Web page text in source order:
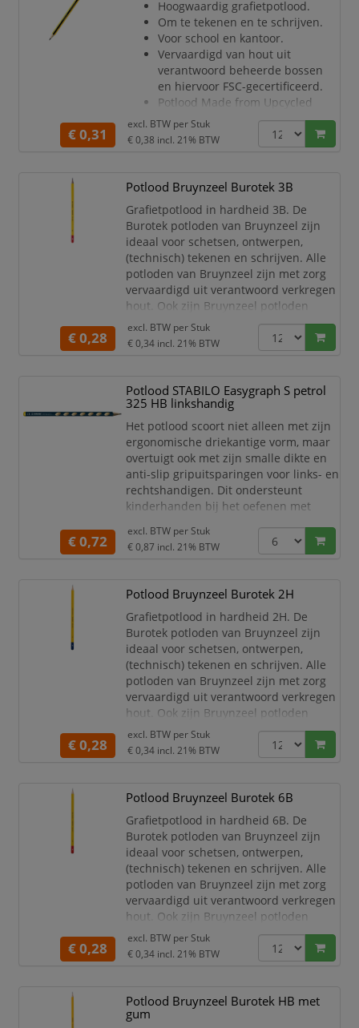
De potloden worden geslepen
geleverd.
Hoogwaardig grafietpotlood.
Om te tekenen en te schrijven.
Voor school en kantoor.
Vervaardigd van hout uit
verantwoord beheerde bossen
en hiervoor FSC-gecertificeerd.
Potlood Made from Upcycled
Wood.
Verantwoord gebruik van
gecertificeerde wouden.
Zacht, anti-slip oppervlak en
hoge breukvastheid.
€ 0,31
excl. BTW per Stuk
€ 0,38 incl. 21% BTW
Potlood Bruynzeel Burotek 3B
Grafietpotlood in hardheid 3B. De
Burotek potloden van Bruynzeel zijn
ideaal voor schetsen, ontwerpen,
(technisch) tekenen en schrijven. Alle
potloden van Bruynzeel zijn met zorg
vervaardigd uit verantwoord verkregen
hout. Ook zijn Bruynzeel potloden
dubbel gelijmd, zodat ze extra sterk
zijn en de kans dat de kleurkern breekt
– bijvoorbeeld als het potlood op de
gebroken punten en zorgt ervoor dat je
het po
€ 0,28
excl. BTW per Stuk
€ 0,34 incl. 21% BTW
Potlood STABILO Easygraph S petrol
325 HB linkshandig
Het potlood scoort niet alleen met zijn
ergonomische driekantige vorm, maar
overtuigt ook met zijn smalle dikte en
anti-slip gripuitsparingen voor links- en
rechtshandigen. Dit ondersteunt
kinderhanden bij het oefenen met
van een leesbaar handschrift.
Driekantig.
hele potlood.
Hout uit duurzaam beheerde
bossen (PEFC gecertificeerd).
Kern diameter 2.2mm.
Hardheid HB.
De potlo
€ 0,72
excl. BTW per Stuk
€ 0,87 incl. 21% BTW
Potlood Bruynzeel Burotek 2H
Grafietpotlood in hardheid 2H. De
Burotek potloden van Bruynzeel zijn
ideaal voor schetsen, ontwerpen,
(technisch) tekenen en schrijven. Alle
potloden van Bruynzeel zijn met zorg
vervaardigd uit verantwoord verkregen
hout. Ook zijn Bruynzeel potloden
dubbel gelijmd, zodat ze extra sterk
zijn en de kans dat de kleurkern breekt
– bijvoorbeeld als het potlood op de
gebroken punten en zorgt ervoor dat je
€ 0,28
excl. BTW per Stuk
€ 0,34 incl. 21% BTW
Potlood Bruynzeel Burotek 6B
Grafietpotlood in hardheid 6B. De
Burotek potloden van Bruynzeel zijn
ideaal voor schetsen, ontwerpen,
(technisch) tekenen en schrijven. Alle
potloden van Bruynzeel zijn met zorg
vervaardigd uit verantwoord verkregen
hout. Ook zijn Bruynzeel potloden
dubbel gelijmd, zodat ze extra sterk
zijn en de kans dat de kleurkern breekt
– bijvoorbeeld als het potlood op de
gebroken punten en zorgt ervoor dat je
het po
€ 0,28
excl. BTW per Stuk
€ 0,34 incl. 21% BTW
Potlood Bruynzeel Burotek HB met
gum